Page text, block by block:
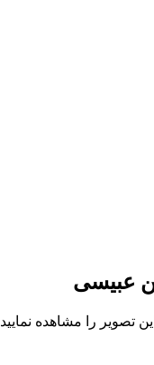
عبیسی
تصویر را مشاهده نمایید